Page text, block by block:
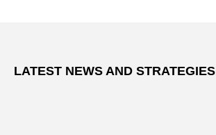
LATEST NEWS AND STRATEGIES